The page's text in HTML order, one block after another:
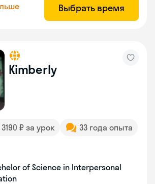
Выбрать время
Kimberly
3190 ₽ за урок
33 года опыта
of Science in Interpersonal